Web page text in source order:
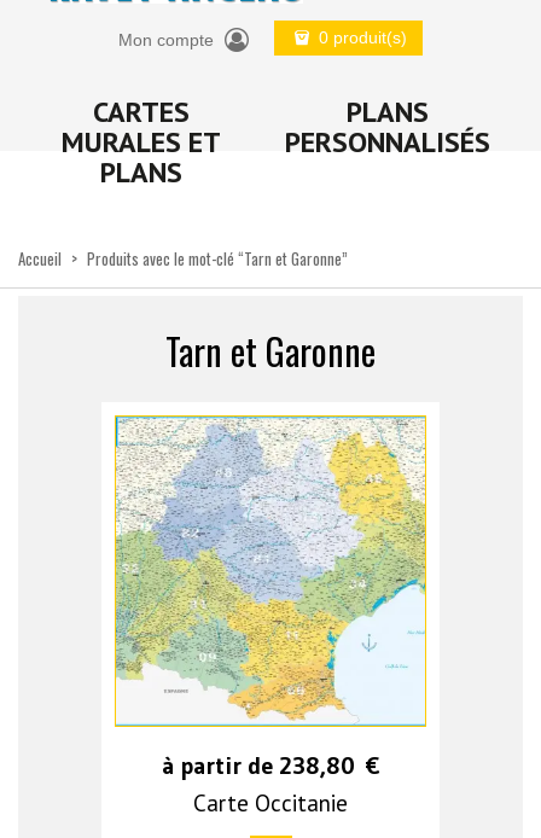
Mon compte 0 produit(s)
CARTES
MURALES ET
PLANS
PLANS
PERSONNALISÉS
Accueil > Produits avec le mot-clé “Tarn et Garonne”
Tarn et Garonne
à partir de 238,80 €
Carte Occitanie